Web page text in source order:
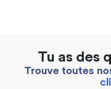
Tu as des
Trouve toutes